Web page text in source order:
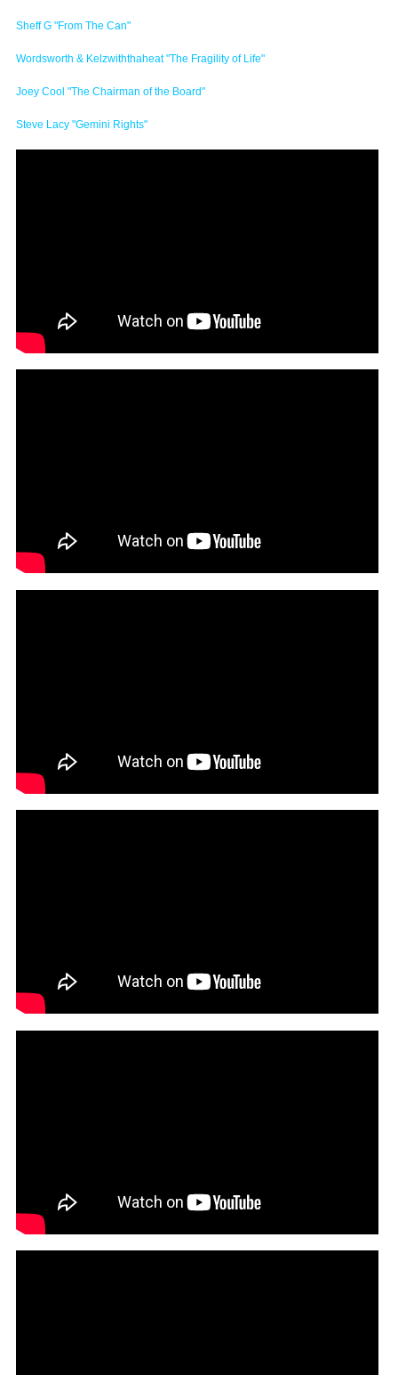
Sheff G "From The Can"
Wordsworth & Kelzwiththaheat "The Fragility of Life"
Joey Cool "The Chairman of the Board"
Steve Lacy "Gemini Rights"